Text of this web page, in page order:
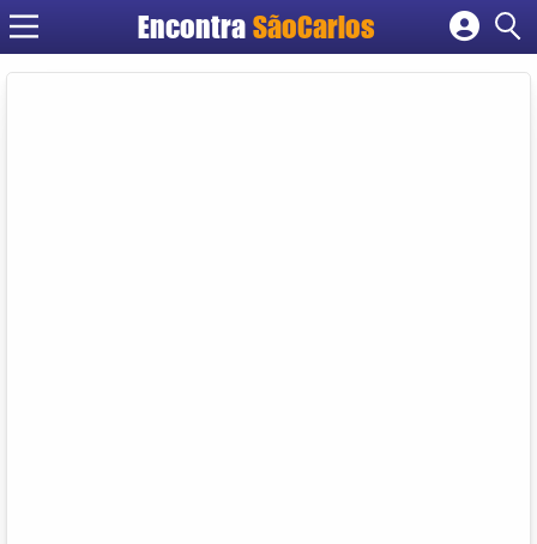
EncontraSãoCarlos
Cadastrar empresa